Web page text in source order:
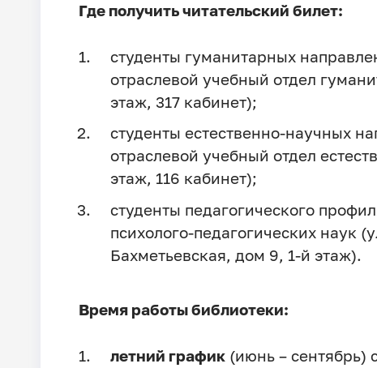
Где получить читательский билет:
студенты гуманитарных
отраслевой учебный отдел
этаж, 317 кабинет);
студенты естественно-научных
отраслевой учебный отдел
этаж, 116 кабинет);
студенты педагогического
психолого-педагогических наук
Бахметьевская, дом 9, 1-й этаж).
Время работы библиотеки:
летний график (июнь – сентябрь)